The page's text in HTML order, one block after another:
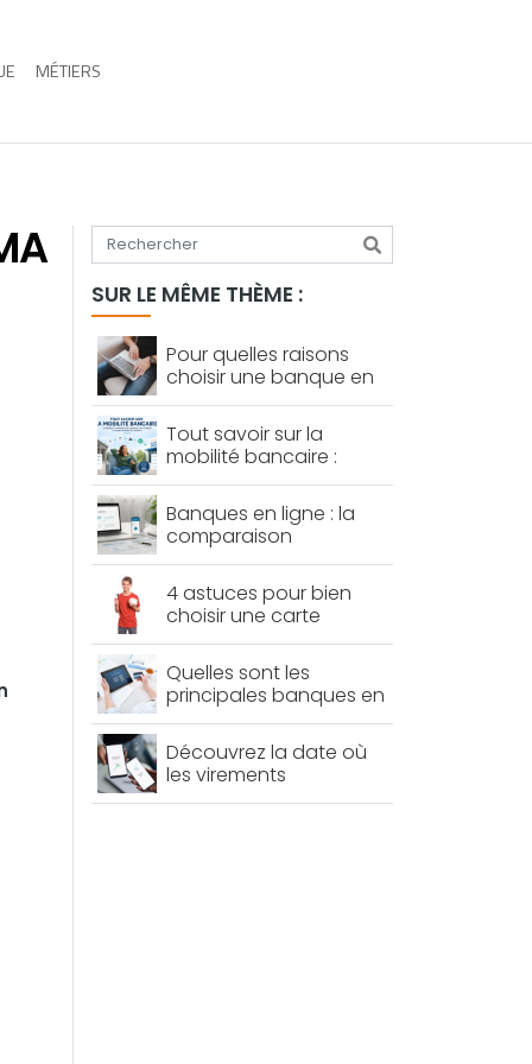
MÉTIERS
Tapez votre recherche
SUR LE MÊME THÈME :
Pour quelles raisons
choisir une banque en
ligne ?
Tout savoir sur la
mobilité bancaire :
comment changer de
banque facilement et
sans perdre de temps ?
Banques en ligne : la
comparaison
indispensable pour
faire le bon choix
4 astuces pour bien
choisir une carte
bancaire pour mineur
Quelles sont les
principales banques en
ligne ?
Découvrez la date où
les virements
instantanés